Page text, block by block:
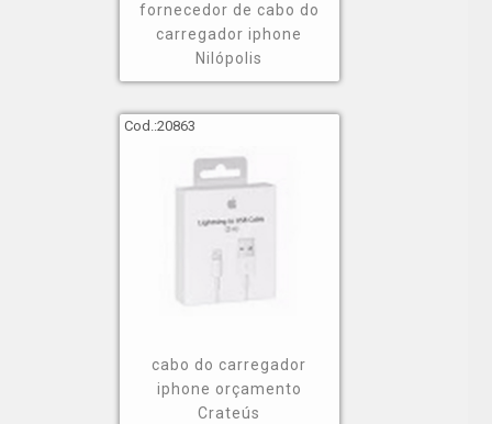
fornecedor de cabo do
carregador iphone
Nilópolis
Cod.:20863
cabo do carregador
iphone orçamento
Crateús